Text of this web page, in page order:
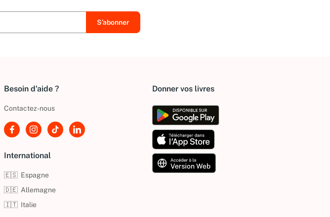
Besoin d'aide ?
Contactez-nous
International
🇪🇸 Espagne
🇩🇪 Allemagne
🇮🇹 Italie
Donner vos livres